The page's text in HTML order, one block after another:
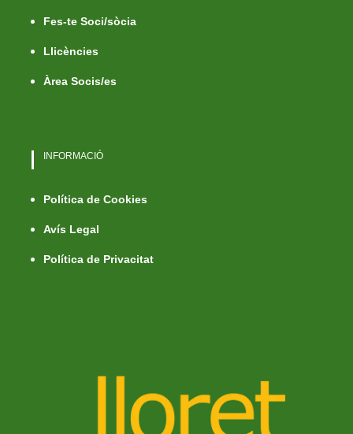
Fes-te Soci/sòcia
Llicències
Àrea Socis/es
INFORMACIÓ
Política de Cookies
Avís Legal
Política de Privacitat